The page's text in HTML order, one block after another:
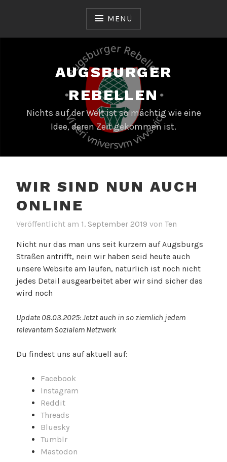
MENÜ
AUGSBURGER
REBELLEN
Nichts auf der Welt ist so mächtig wie eine
Idee, deren Zeit gekommen ist.
WIR SIND NUN AUCH
ONLINE
Veröffentlicht am 1. September 2019 von Ten
Nicht nur das man uns seit kurzem auf Augsburgs
Straßen antrifft, nein wir haben seid heute auch
unsere Website am laufen, natürlich ist noch nicht
jedes Detail ausgearbeitet aber wir sind sicher das
wird noch
Update 08.03.2025: Jetzt auch in so ziemlich jedem
relevantem Sozialem Netzwerk
Du findest uns auf aktuell auf:
Facebook
Instagram
Reddit
Threads
Bluesky
Tumblr
Mastodon